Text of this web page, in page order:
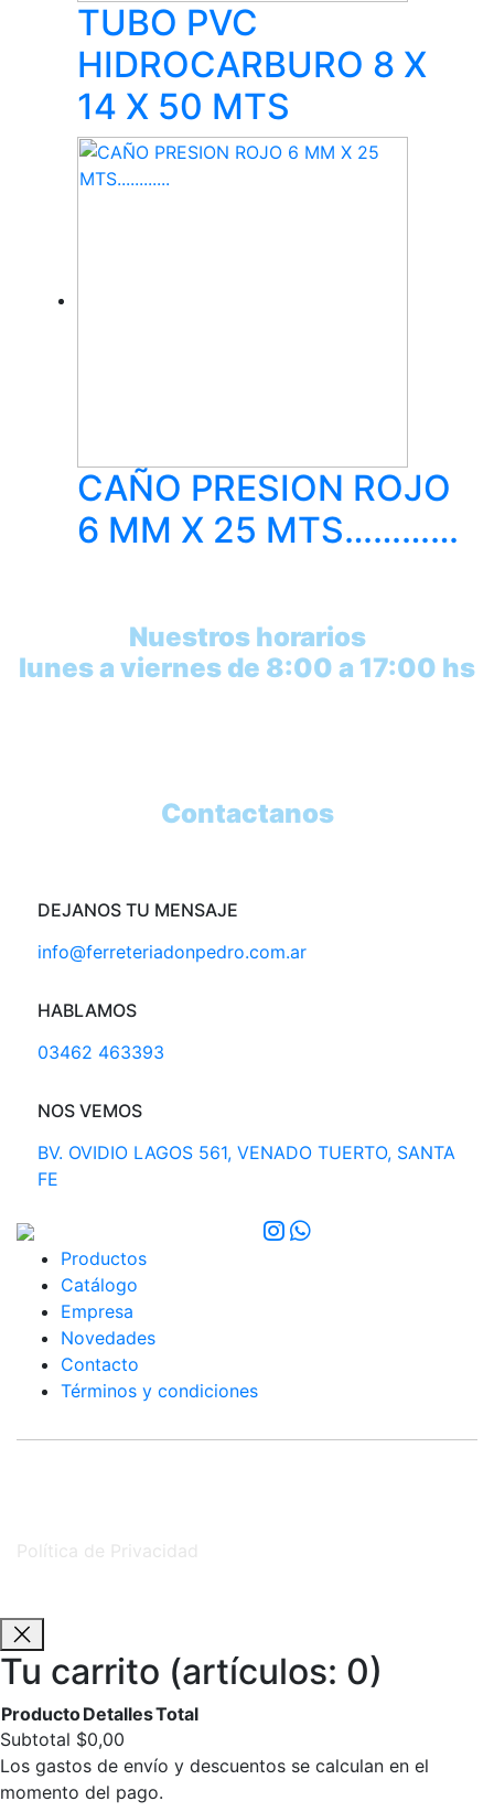
TUBO PVC
HIDROCARBURO 8 X
14 X 50 MTS
CAÑO PRESION ROJO
6 MM X 25 MTS…………
Nuestros horarios
lunes a viernes de 8:00 a 17:00 hs
Contactanos
DEJANOS TU MENSAJE
info@ferreteriadonpedro.com.ar
HABLAMOS
03462 463393
NOS VEMOS
BV. OVIDIO LAGOS 561, VENADO TUERTO, SANTA
FE
Productos
Catálogo
Empresa
Novedades
Contacto
Términos y condiciones
Política de Privacidad
Tu carrito (artículos: 0)
Productos
del
ProductoDetallesTotal
Subtotal $0,00
Los gastos de envío y descuentos se calculan en el
momento del pago.